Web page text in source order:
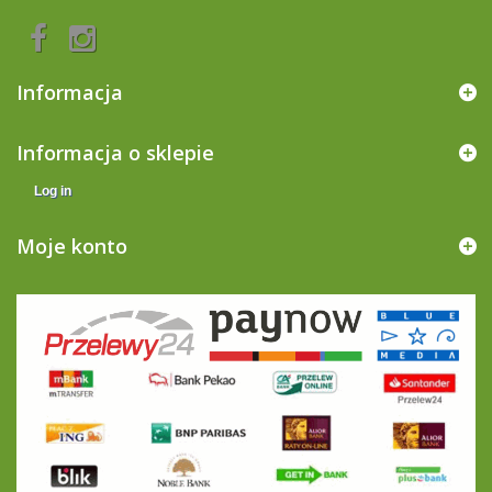
Informacja
Informacja o sklepie
Log in
Moje konto